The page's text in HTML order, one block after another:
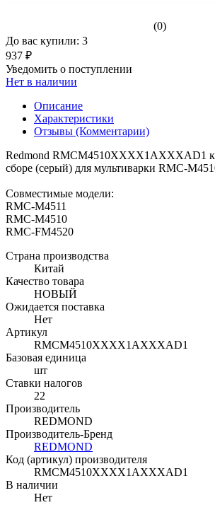
(0)
До вас купили: 3
937 ₽
Уведомить о поступлении
Нет в наличии
Описание
Характеристики
Отзывы (Комментарии)
Redmond RMCM4510XXXX1AXXXAD1
сборе (серый) для мультиварки RMС-
Совместимые модели:
RMC-M4511
RMC-M4510
RMC-FM4520
Страна производства
Китай
Качество товара
НОВЫЙ
Ожидается поставка
Нет
Артикул
RMCM4510XXXX1AXXXAD1
Базовая единица
шт
Ставки налогов
22
Производитель
REDMOND
Производитель-Бренд
REDMOND
Код (артикул) производителя
RMCM4510XXXX1AXXXAD1
В наличии
Нет